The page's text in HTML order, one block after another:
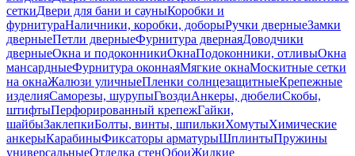
сеткиДвери для бани и сауныКоробки и
фурнитураНаличники, коробки, доборыРучки дверныеЗамки
дверныеПетли дверныеФурнитура двернаяДоводчики
дверныеОкна и подоконникиОкнаПодоконники, отливыОкна
мансардныеФурнитура оконнаяМягкие окнаМоскитные сетки
на окнаЖалюзи уличныеПленки солнцезащитныеКрепежные
изделияСаморезы, шурупыГвоздиАнкеры, дюбелиСкобы,
штифтыПерфорированный крепежГайки,
шайбыЗаклепкиБолты, винты, шпилькиХомутыХимические
анкерыКарабиныФиксаторы арматурыШплинтыПружины
универсальныеОтделка стенОбоиЖидкие